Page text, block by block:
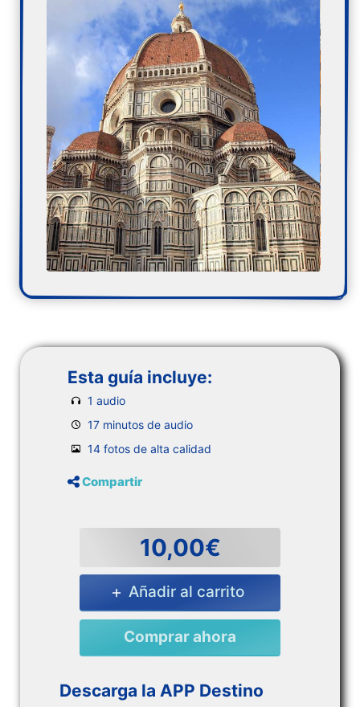
Esta guía incluye:
1 audio
17 minutos de audio
14 fotos de alta calidad
Compartir
10,00€
Añadir al carrito
Comprar ahora
Descarga la APP Destino